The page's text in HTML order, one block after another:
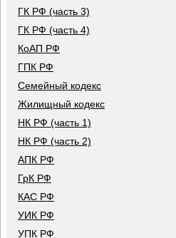
ГК РФ (часть 3)
ГК РФ (часть 4)
КоАП РФ
ГПК РФ
Семейный кодекс
Жилищный кодекс
НК РФ (часть 1)
НК РФ (часть 2)
АПК РФ
ГрК РФ
КАС РФ
УИК РФ
УПК РФ